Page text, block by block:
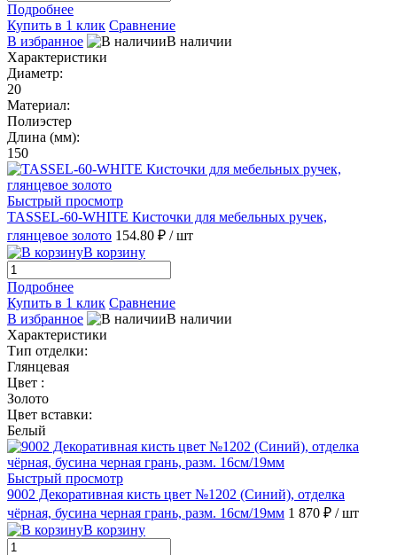
Подробнее
Купить в 1 клик Сравнение
В избранное
В наличии
Характеристики
Диаметр:
20
Материал:
Полиэстер
Длина (мм):
150
Быстрый просмотр
TASSEL-60-WHITE Кисточки для мебельных ручек,
глянцевое золото 154.80 ₽ / шт
В корзину
Подробнее
Купить в 1 клик Сравнение
В избранное
В наличии
Характеристики
Тип отделки:
Глянцевая
Цвет :
Золото
Цвет вставки:
Белый
Быстрый просмотр
9002 Декоративная кисть цвет №1202 (Синий), отделка
чёрная, бусина черная грань, разм. 16см/19мм 1 870 ₽ / шт
В корзину